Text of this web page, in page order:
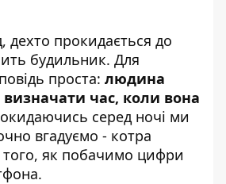
дехто прокидається до
будильник. Для
проста: людина
визначати час, коли вона
серед ночі ми
вгадуємо - котра
як побачимо цифри